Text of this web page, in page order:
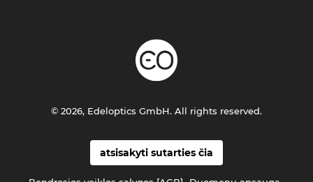
atsisakyti sutarties čia
© 2026, Edeloptics GmbH. All rights reserved.